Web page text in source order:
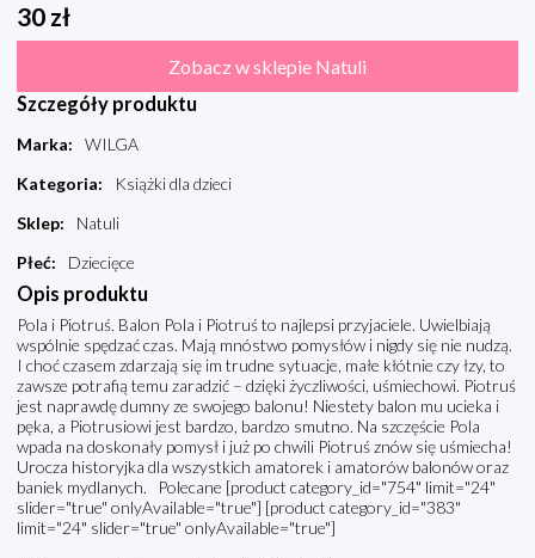
30 zł
Zobacz w sklepie Natuli
Szczegóły produktu
Marka:
WILGA
Kategoria:
Książki dla dzieci
Sklep:
Natuli
Płeć: Dziecięce
Opis produktu
Pola i Piotruś. Balon Pola i Piotruś to najlepsi przyjaciele. Uwielbiają
wspólnie spędzać czas. Mają mnóstwo pomysłów i nigdy się nie nudzą.
I choć czasem zdarzają się im trudne sytuacje, małe kłótnie czy łzy, to
zawsze potrafią temu zaradzić – dzięki życzliwości, uśmiechowi. Piotruś
jest naprawdę dumny ze swojego balonu! Niestety balon mu ucieka i
pęka, a Piotrusiowi jest bardzo, bardzo smutno. Na szczęście Pola
wpada na doskonały pomysł i już po chwili Piotruś znów się uśmiecha!
Urocza historyjka dla wszystkich amatorek i amatorów balonów oraz
baniek mydlanych. Polecane [product category_id="754" limit="24"
slider="true" onlyAvailable="true"] [product category_id="383"
limit="24" slider="true" onlyAvailable="true"]